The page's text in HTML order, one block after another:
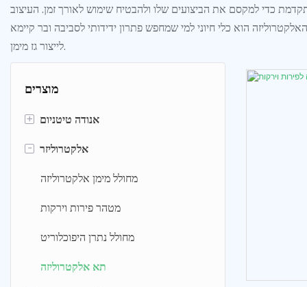
כדי למקסם את הביצועים שלו ולהבטיח שימוש לאורך זמן. העיצוב
הוא כלי חיוני למי שמחפש פתרון ידידותי לסביבה ובר קיימא
לייצור גז מימן.
מוצרים
+ אנודה טיטניום
אנודה טיטניום מצופה פלטינה
רותניום אירידיום טיטניום אנודה
MMO (SDA) אנודה טיטניום
- אלקטרוליזר
מחולל מימן אלקטרוליזה
מטהר פירות וירקות
מחולל נתרן היפוכלוריט
תא אלקטרוליזה